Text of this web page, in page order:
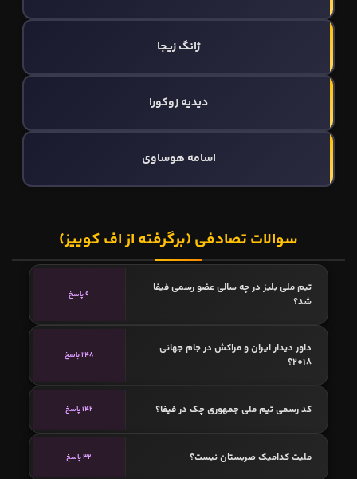
ژانگ زیجا
ديديه زوكورا
اسامه هوساوی
سوالات تصادفی (برگرفته از اف کوییز)
تیم ملی بلیز در چه سالی عضو رسمی فیفا
شد؟
9 پاسخ
داور دیدار ایران و مراکش در جام جهانی
2018؟
248 پاسخ
کد رسمی تیم ملی جمهوری چک در فیفا؟ 142 پاسخ
ملیت کدامیک صربستان نیست؟ 32 پاسخ